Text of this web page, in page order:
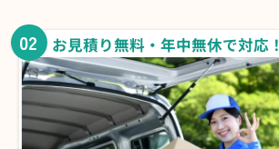
02 お見積り無料・年中無休で対応！